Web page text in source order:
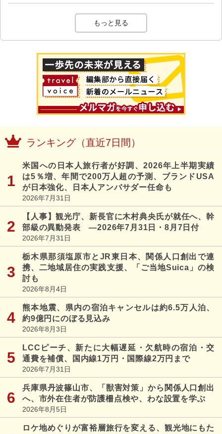
もっと見る
ランキング（直近7日間）
米国への日本人旅行者が好調、2026年上半期実績
は5％増、年間で200万人超の予測、ブランドUSA
が日本強化、日本人アンバサダー任命も
2026年7月31日
【人事】観光庁、新長官に木村典央氏が就任へ、幹
部級の異動発表 ―2026年7月31日・8月7日付
2026年7月31日
栃木県那須塩原市とJR東日本、関係人口創出で連
携、二地域居住の実践支援、「ご当地Suica」の検
討も
2026年8月4日
熊本地震、県内の宿泊キャンセルは約6.5万人泊、
約9億円にのぼる見込み
2026年8月3日
LCCピーチ、新たに大幅遅延・欠航時の宿泊・交
通費を補償、国内線1万円・国際線2万円まで
2026年7月31日
兵庫県丹波篠山市、「獣害対策」から関係人口創出
へ、市外在住者が防護柵点検や、わな設置を学ぶ
2026年8月5日
ロケ地めぐりが富裕層旅行を変える、観光地にもた